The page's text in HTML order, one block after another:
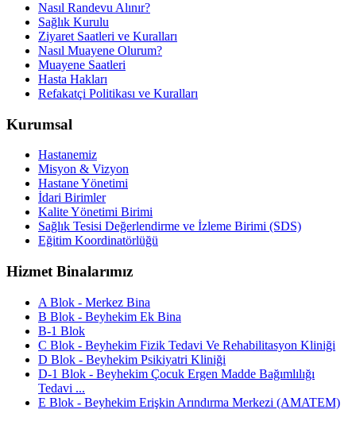
Nasıl Randevu Alınır?
Sağlık Kurulu
Ziyaret Saatleri ve Kuralları
Nasıl Muayene Olurum?
Muayene Saatleri
Hasta Hakları
Refakatçi Politikası ve Kuralları
Kurumsal
Hastanemiz
Misyon & Vizyon
Hastane Yönetimi
İdari Birimler
Kalite Yönetimi Birimi
Sağlık Tesisi Değerlendirme ve İzleme Birimi (SDS)
Eğitim Koordinatörlüğü
Hizmet Binalarımız
A Blok - Merkez Bina
B Blok - Beyhekim Ek Bina
B-1 Blok
C Blok - Beyhekim Fizik Tedavi Ve Rehabilitasyon Kliniği
D Blok - Beyhekim Psikiyatri Kliniği
D-1 Blok - Beyhekim Çocuk Ergen Madde Bağımlılığı
Tedavi ...
E Blok - Beyhekim Erişkin Arındırma Merkezi (AMATEM)